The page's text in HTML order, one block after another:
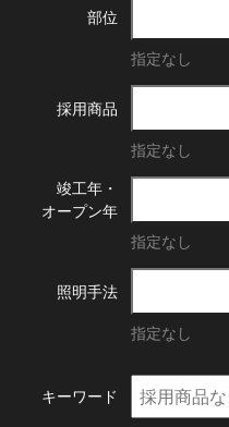
部位
指定なし
採用商品
指定なし
竣工年・
オープン年
指定なし
照明手法
指定なし
キーワード